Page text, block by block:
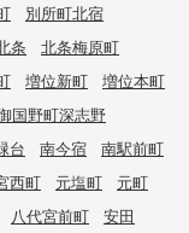
別所町北宿
条
北条梅原町
増位新町
増位本町
国野町深志野
台 南今宿
南駅前町
西町 元塩町
元町
八代宮前町
安田